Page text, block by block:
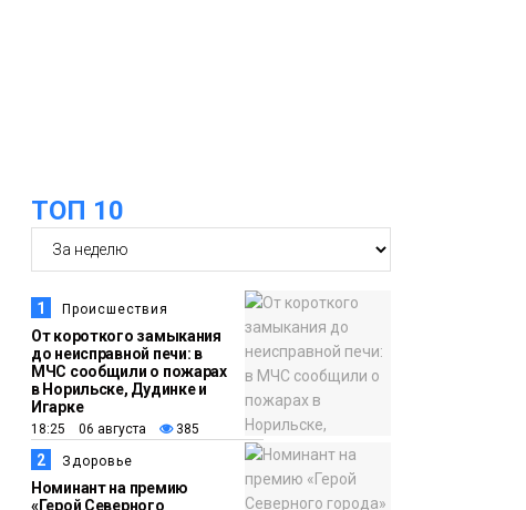
14:36
Плато
Путорана
На плато Путорана
создадут систему
наблюдения за вечной
мерзлотой и очистят
территорию от мусора
13:47
Заполярный
транспортный филиал
в Дудинке
ТОП 10
1 Происшествия
От короткого замыкания
до неисправной печи: в
МЧС сообщили о пожарах
в Норильске, Дудинке и
Игарке
18:25 06 августа 385
2 Здоровье
Номинант на премию
«Герой Северного